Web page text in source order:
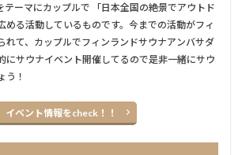
テーマにカップルで 「日本全国の絶景でアウトド
める活動しているものです。今までの活動がフィ
れて、カップルでフィンランドサウナアンバサダ
にサウナイベント開催してるので是非一緒にサウ
う！
イベント情報をcheck！！